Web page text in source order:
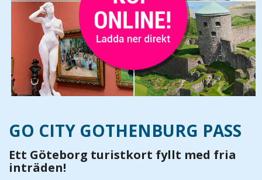
GO CITY GOTHENBURG PASS
Ett Göteborg turistkort fyllt med fria
inträden!